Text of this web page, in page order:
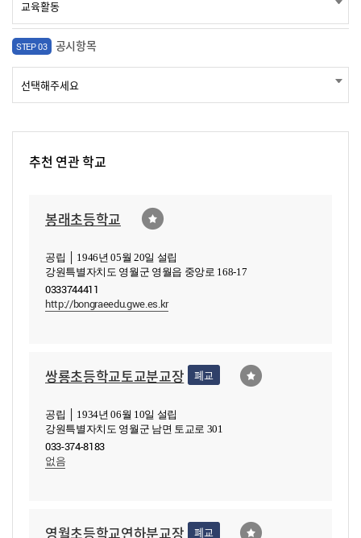
STEP 03 공시항목
추천 연관 학교
봉래초등학교
공립 │ 1946년 05월 20일 설립
강원특별자치도 영월군 영월읍 중앙로 168-17
0333744411
http://bongraeedu.gwe.es.kr
쌍룡초등학교토교분교장 폐교
공립 │ 1934년 06월 10일 설립
강원특별자치도 영월군 남면 토교로 301
033-374-8183
없음
영월초등학교연하분교장 폐교